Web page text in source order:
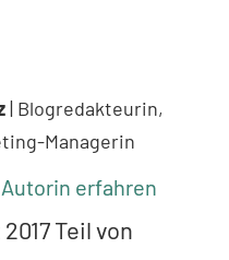
| Blogredakteurin,
Managerin
erfahren
Teil von